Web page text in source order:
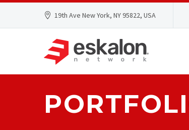
19th Ave New York, NY 95822, USA